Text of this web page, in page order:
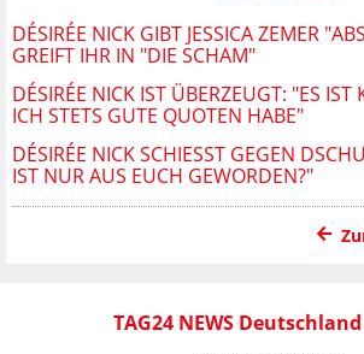
DÉSIRÉE NICK GIBT JESSICA ZEMER
GREIFT IHR IN "DIE SCHAM"
DÉSIRÉE NICK IST ÜBERZEUGT: "ES IST
ICH STETS GUTE QUOTEN HABE"
DÉSIRÉE NICK SCHIESST GEGEN
ST NUR AUS EUCH GEWORDEN?"
TAG24 NEWS